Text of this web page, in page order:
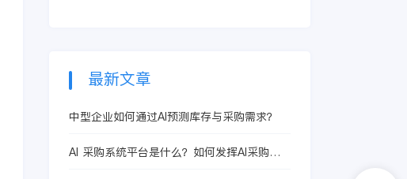
最新文章
中型企业如何通过AI预测库存与采购需求？
AI 采购系统平台是什么？如何发挥AI采购系